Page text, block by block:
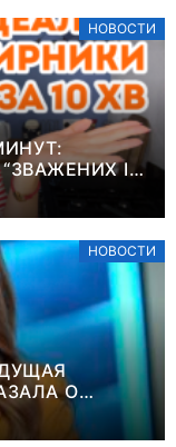
НОВОСТИ
І
НОВОСТИ
О